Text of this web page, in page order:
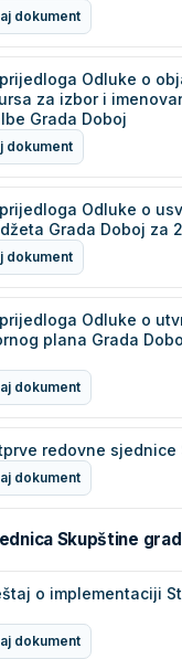
dokument
Odluke o
za izbor i
Grada Doboj
dokument
Odluke o
Grada Doboj za
dokument
Odluke o
plana Grada
dokument
redovne sjednice
dokument
Skupštine
o implementaciji
dokument